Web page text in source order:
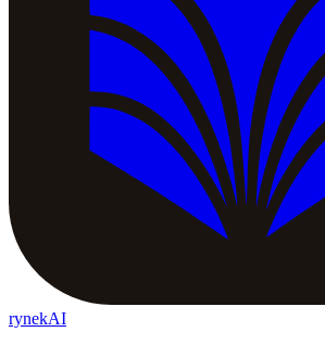
rynekAI